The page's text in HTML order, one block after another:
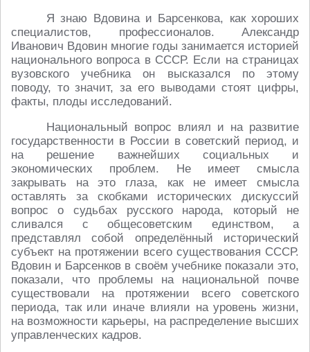
Я знаю Вдовина и Барсенкова, как хороших
специалистов, профессионалов. Александр
Иванович Вдовин многие годы занимается историей
национального вопроса в СССР. Если на страницах
вузовского учебника он высказался по этому
поводу, то значит, за его выводами стоят цифры,
факты, плоды исследований.
Национальный вопрос влиял и на развитие
государственности в России в советский период, и
на решение важнейших социальных и
экономических проблем. Не имеет смысла
закрывать на это глаза, как не имеет смысла
оставлять за скобками исторических дискуссий
вопрос о судьбах русского народа, который не
сливался с общесоветским единством, а
представлял собой определённый исторический
субъект на протяжении всего существования СССР.
Вдовин и Барсенков в своём учебнике показали это,
показали, что проблемы на национальной почве
существовали на протяжении всего советского
периода, так или иначе влияли на уровень жизни,
на возможности карьеры, на распределение высших
управленческих кадров.